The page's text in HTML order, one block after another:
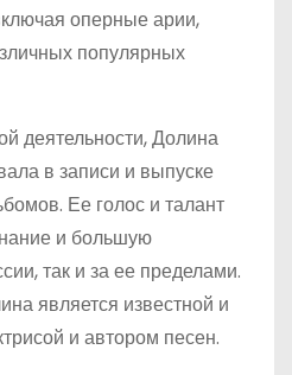
оперные арии,
популярных
деятельности, Долина
в записи и выпуске
Ее голос и талант
и большую
так и за ее пределами.
является известной и
и автором песен.